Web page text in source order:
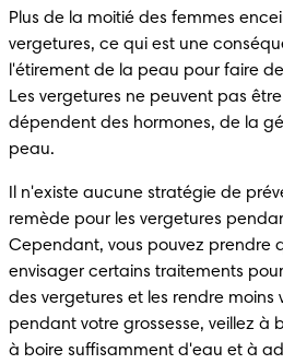
Plus de la moitié des femmes
vergetures, ce qui est une
l'étirement de la peau pour faire
Les vergetures ne peuvent pas
dépendent des hormones, de la
peau.
Il n'existe aucune stratégie de
remède pour les vergetures
Cependant, vous pouvez prendre
envisager certains traitements
des vergetures et les rendre moins
pendant votre grossesse, veillez à
à boire suffisamment d'eau et à